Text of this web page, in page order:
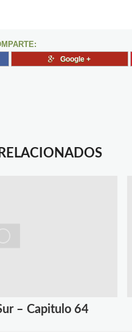
Google +
– Capitulo 64